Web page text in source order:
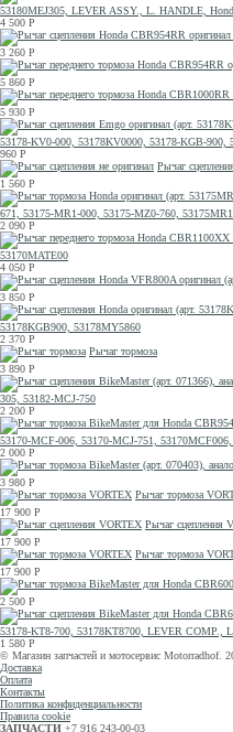
53180MEJ305, LEVER ASSY., L. HANDLE,
4 500 Р
3 260 Р
5 860 Р
5 930 Р
53178-KV0-000, 53178KV0000, 53178-KGB-
960 Р
Рычаг
1 560 Р
671, 53175-MR1-000, 53175-MZ0-760,
2 090 Р
53170MATE00
4 050 Р
3 850 Р
53178KGB900, 53178MY5860
2 370 Р
Рычаг тормоза
3 890 Р
305, 53182-MCJ-750
2 200 Р
53170-MCF-006, 53170-MCJ-751,
2 000 Р
3 980 Р
Рычаг тормоза
17 900 Р
Рычаг сцепления
17 900 Р
Рычаг тормоза
17 900 Р
2 500 Р
53178-KT8-700, 53178KT8700, LEVER COMP.,
1 580 Р
© Магазин запчастей и мотосервис Motorradhof.
Доставка
Оплата
Контакты
Политика конфиденциальности
Правила cookie
ЗАПЧАСТИ +7 916 243-00-03